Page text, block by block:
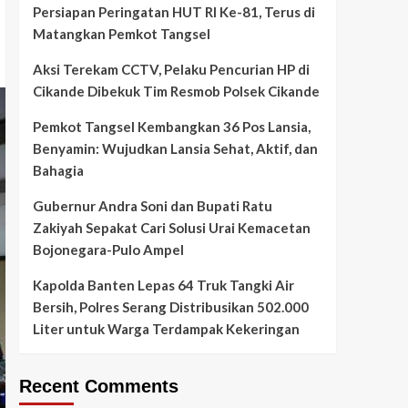
Persiapan Peringatan HUT RI Ke-81, Terus di
Matangkan Pemkot Tangsel
Aksi Terekam CCTV, Pelaku Pencurian HP di
Cikande Dibekuk Tim Resmob Polsek Cikande
Pemkot Tangsel Kembangkan 36 Pos Lansia,
Benyamin: Wujudkan Lansia Sehat, Aktif, dan
Bahagia
Gubernur Andra Soni dan Bupati Ratu
Zakiyah Sepakat Cari Solusi Urai Kemacetan
Bojonegara-Pulo Ampel
Kapolda Banten Lepas 64 Truk Tangki Air
Bersih, Polres Serang Distribusikan 502.000
Liter untuk Warga Terdampak Kekeringan
Recent Comments